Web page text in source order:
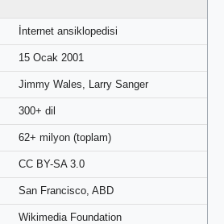
İnternet ansiklopedisi
15 Ocak 2001
Jimmy Wales, Larry Sanger
300+ dil
62+ milyon (toplam)
CC BY-SA 3.0
San Francisco, ABD
Wikimedia Foundation